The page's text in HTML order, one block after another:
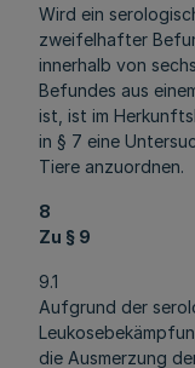
Wird ein
zweifelhafter
innerhalb von
Befundes aus
ist, ist im
in § 7 eine
Tiere anzuordnen.
8
Zu § 9
9.1
Aufgrund der
die Ausmerzung